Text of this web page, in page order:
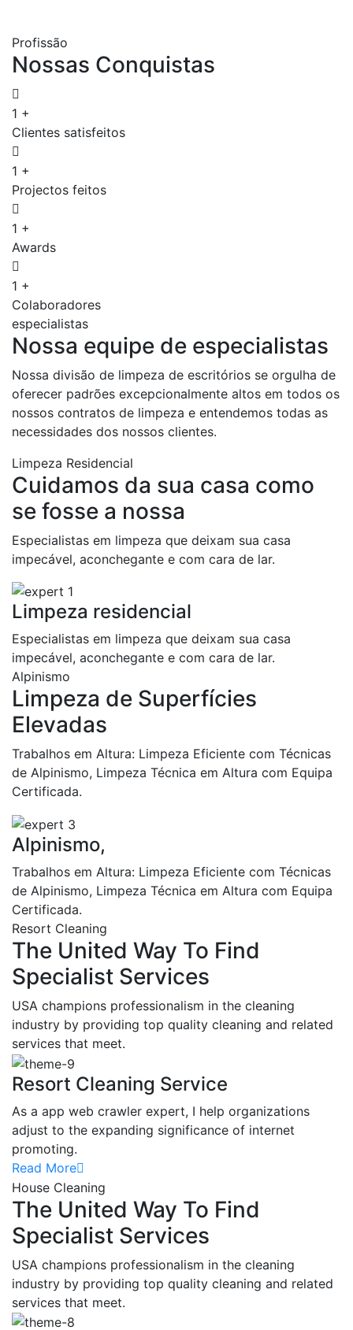
Profissão
Nossas Conquistas
1 +
Clientes satisfeitos
1 +
Projectos feitos
1 +
Awards
1 +
Colaboradores
especialistas
Nossa equipe de especialistas
Nossa divisão de limpeza de escritórios se orgulha de
oferecer padrões excepcionalmente altos em todos os
nossos contratos de limpeza e entendemos todas as
necessidades dos nossos clientes.
Limpeza Residencial
Cuidamos da sua casa como
se fosse a nossa
Especialistas em limpeza que deixam sua casa
impecável, aconchegante e com cara de lar.
Limpeza residencial
Especialistas em limpeza que deixam sua casa
impecável, aconchegante e com cara de lar.
Alpinismo
Limpeza de Superfícies
Elevadas
Trabalhos em Altura: Limpeza Eficiente com Técnicas
de Alpinismo, Limpeza Técnica em Altura com Equipa
Certificada.
Alpinismo,
Trabalhos em Altura: Limpeza Eficiente com Técnicas
de Alpinismo, Limpeza Técnica em Altura com Equipa
Certificada.
Resort Cleaning
The United Way To Find
Specialist Services
USA champions professionalism in the cleaning
industry by providing top quality cleaning and related
services that meet.
Resort Cleaning Service
As a app web crawler expert, I help organizations
adjust to the expanding significance of internet
promoting.
Read More
House Cleaning
The United Way To Find
Specialist Services
USA champions professionalism in the cleaning
industry by providing top quality cleaning and related
services that meet.